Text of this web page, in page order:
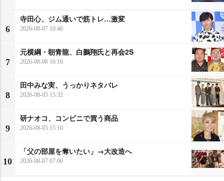
6
寺田心、ジム通いで筋トレ…激変
2026-08-07 10:46
7
元横綱・朝青龍、白鵬翔氏と再会2S
2026-08-06 16:16
8
田中みな実、うっかりネタバレ
2026-08-05 15:32
9
研ナオコ、コンビニで買う商品
2026-08-05 15:10
10
「父の部屋を奪いたい」→大改造へ
2026-08-07 07:00